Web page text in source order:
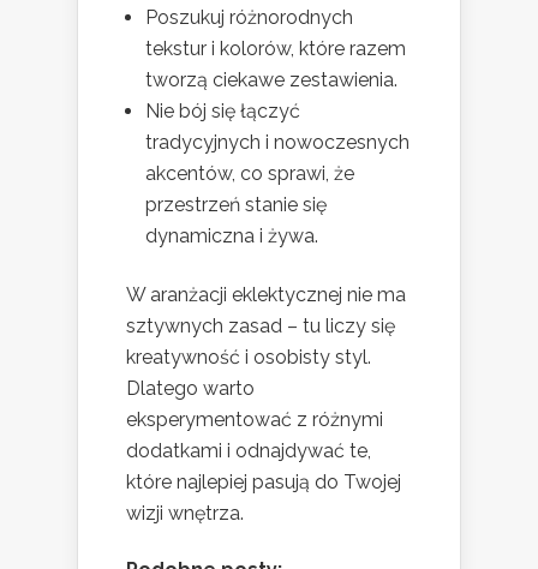
Poszukuj różnorodnych
tekstur i kolorów, które razem
tworzą ciekawe zestawienia.
Nie bój się łączyć
tradycyjnych i nowoczesnych
akcentów, co sprawi, że
przestrzeń stanie się
dynamiczna i żywa.
W aranżacji eklektycznej nie ma
sztywnych zasad – tu liczy się
kreatywność i osobisty styl.
Dlatego warto
eksperymentować z różnymi
dodatkami i odnajdywać te,
które najlepiej pasują do Twojej
wizji wnętrza.